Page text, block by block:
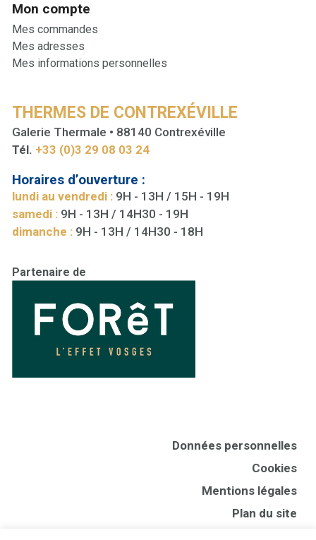
Mon compte
Mes commandes
Mes adresses
Mes informations personnelles
THERMES DE CONTREXÉVILLE
Galerie Thermale • 88140 Contrexéville
Tél. +33 (0)3 29 08 03 24
Horaires d’ouverture :
lundi au vendredi : 9H - 13H / 15H - 19H
samedi : 9H - 13H / 14H30 - 19H
dimanche : 9H - 13H / 14H30 - 18H
Partenaire de
Données personnelles
Cookies
Mentions légales
Plan du site